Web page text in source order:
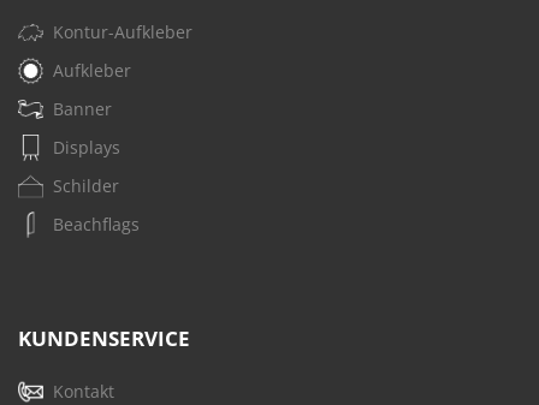
Kontur-Aufkleber
Aufkleber
Banner
Displays
Schilder
Beachflags
KUNDENSERVICE
Kontakt